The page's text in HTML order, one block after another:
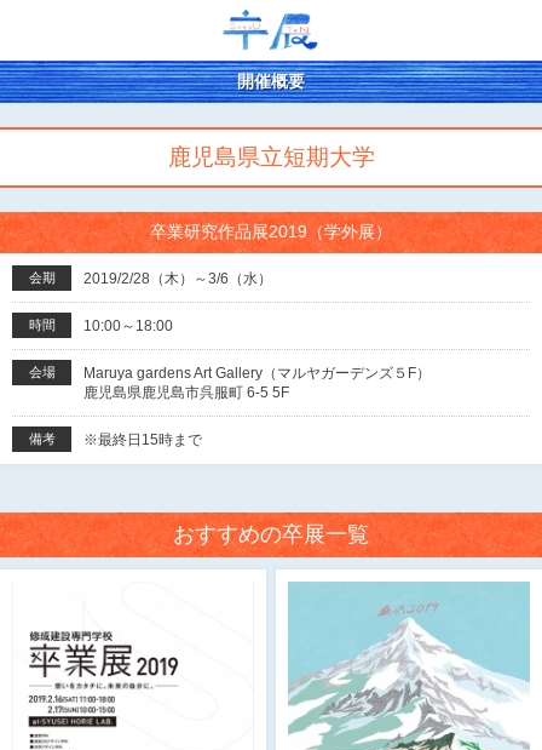
開催概要
鹿児島県立短期大学
卒業研究作品展2019（学外展）
会期 2019/2/28（木）～3/6（水）
時間 10:00～18:00
会場
Maruya gardens Art Gallery（マルヤガーデンズ５F）
鹿児島県鹿児島市呉服町 6-5 5F
備考 ※最終日15時まで
おすすめの卒展一覧